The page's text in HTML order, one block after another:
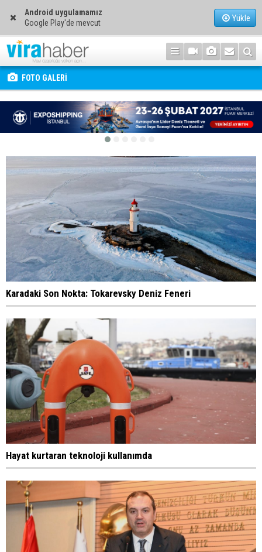
Android uygulamamız
Google Play'de mevcut
Yükle
FOTO GALERİ
Karadaki Son Nokta: Tokarevsky Deniz Feneri
Hayat kurtaran teknoloji kullanımda